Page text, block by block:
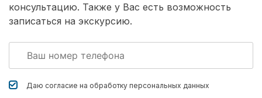
консультацию. Также у Вас есть возможность
записаться на экскурсию.
Даю согласие на обработку персональных данных